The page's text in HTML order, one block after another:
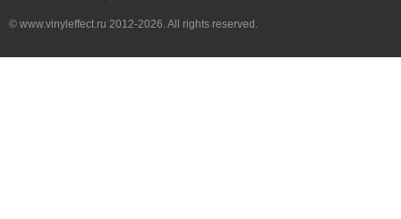
© www.vinyleffect.ru 2012-2026. All rights reserved.